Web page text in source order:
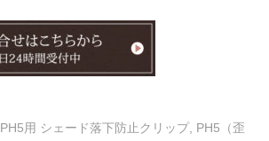
PH5用 シェード落下防止クリップ, PH5（歪